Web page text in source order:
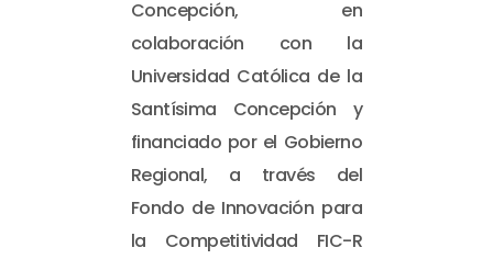
Concepción, en
colaboración con la
Universidad Católica de la
Santísima Concepción y
financiado por el Gobierno
Regional, a través del
Fondo de Innovación para
la Competitividad FIC-R